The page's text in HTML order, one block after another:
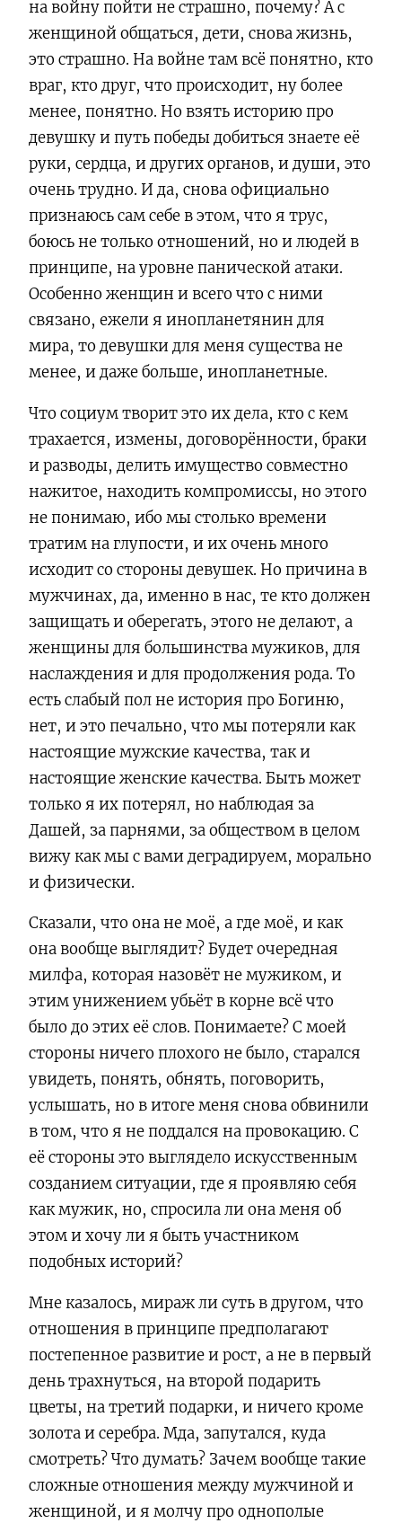
на войну пойти не страшно, почему? А с
женщиной общаться, дети, снова жизнь,
это страшно. На войне там всё понятно, кто
враг, кто друг, что происходит, ну более
менее, понятно. Но взять историю про
девушку и путь победы добиться знаете её
руки, сердца, и других органов, и души, это
очень трудно. И да, снова официально
признаюсь сам себе в этом, что я трус,
боюсь не только отношений, но и людей в
принципе, на уровне панической атаки.
Особенно женщин и всего что с ними
связано, ежели я инопланетянин для
мира, то девушки для меня существа не
менее, и даже больше, инопланетные.
Что социум творит это их дела, кто с кем
трахается, измены, договорённости, браки
и разводы, делить имущество совместно
нажитое, находить компромиссы, но этого
не понимаю, ибо мы столько времени
тратим на глупости, и их очень много
исходит со стороны девушек. Но причина в
мужчинах, да, именно в нас, те кто должен
защищать и оберегать, этого не делают, а
женщины для большинства мужиков, для
наслаждения и для продолжения рода. То
есть слабый пол не история про Богиню,
нет, и это печально, что мы потеряли как
настоящие мужские качества, так и
настоящие женские качества. Быть может
только я их потерял, но наблюдая за
Дашей, за парнями, за обществом в целом
вижу как мы с вами деградируем, морально
и физически.
Сказали, что она не моё, а где моё, и как
она вообще выглядит? Будет очередная
милфа, которая назовёт не мужиком, и
этим унижением убьёт в корне всё что
было до этих её слов. Понимаете? С моей
стороны ничего плохого не было, старался
увидеть, понять, обнять, поговорить,
услышать, но в итоге меня снова обвинили
в том, что я не поддался на провокацию. С
её стороны это выглядело искусственным
созданием ситуации, где я проявляю себя
как мужик, но, спросила ли она меня об
этом и хочу ли я быть участником
подобных историй?
Мне казалось, мираж ли суть в другом, что
отношения в принципе предполагают
постепенное развитие и рост, а не в первый
день трахнуться, на второй подарить
цветы, на третий подарки, и ничего кроме
золота и серебра. Мда, запутался, куда
смотреть? Что думать? Зачем вообще такие
сложные отношения между мужчиной и
женщиной, и я молчу про однополые